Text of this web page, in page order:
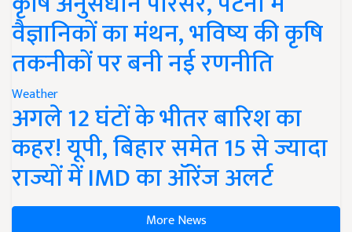
वैज्ञानिकों का मंथन, भविष्य की कृषि
तकनीकों पर बनी नई रणनीति
Weather
अगले 12 घंटों के भीतर बारिश का
कहर! यूपी, बिहार समेत 15 से ज्यादा
राज्यों में IMD का ऑरेंज अलर्ट
More News